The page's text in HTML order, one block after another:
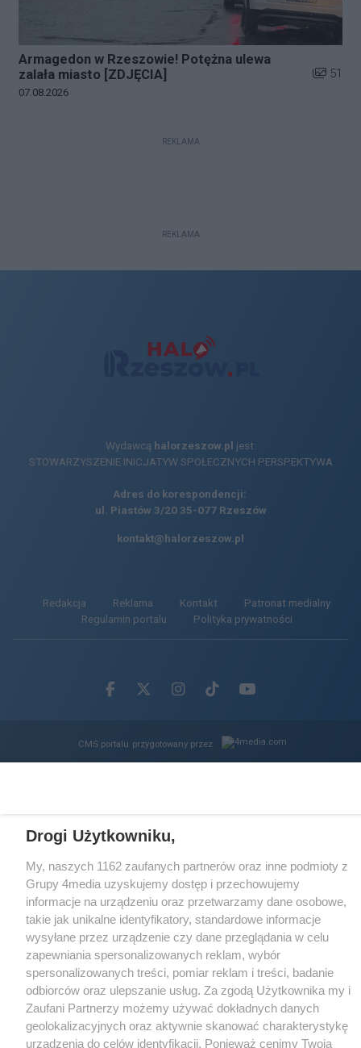
Armagedon w Rzeszowie! Potężna ulewa
zalała miasto [ZDJĘCIA]
Liczba
51
Data dodania galerii:
07.08.2026
REKLAMA
REKLAMA
Wydawcą halorzeszow.pl jest:
STOWARZYSZENIE INICJATYW SPOŁECZNYCH PERSPEKTYWA
Adres do korespondencji:
ul. Piastów 3/20 35-077 Rzeszów
kontakt@halorzeszow.pl
Redakcja Reklama Kontakt
Patronat medialny
Regulamin portalu
Polityka prywatności
Facebook.com
X.comInstagram.com
Tiktok.comYoutube.com
CMS portalu przygotowany przez
Unmute Loaded:
Drogi Użytkowniku,
My, naszych 1162 zaufanych partnerów oraz inne podmioty z
Grupy 4media uzyskujemy dostęp i przechowujemy
informacje na urządzeniu oraz przetwarzamy dane osobowe,
takie jak unikalne identyfikatory, standardowe informacje
wysyłane przez urządzenie czy dane przeglądania w celu
zapewniania spersonalizowanych reklam, wybór
spersonalizowanych treści, pomiar reklam i treści, badanie
odbiorców oraz ulepszanie usług. Za zgodą Użytkownika my i
Zaufani Partnerzy możemy używać dokładnych danych
geolokalizacyjnych oraz aktywnie skanować charakterystykę
urządzenia do celów identyfikacji. Ponieważ cenimy Twoją